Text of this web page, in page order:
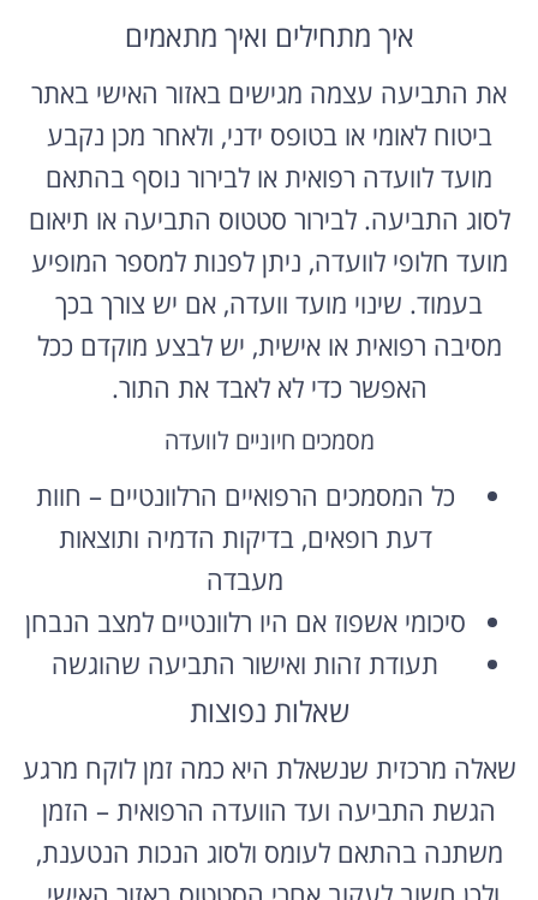
איך מתחילים ואיך מתאמים
את התביעה עצמה מגישים באזור האישי באתר
ביטוח לאומי או בטופס ידני, ולאחר מכן נקבע
מועד לוועדה רפואית או לבירור נוסף בהתאם
לסוג התביעה. לבירור סטטוס התביעה או תיאום
מועד חלופי לוועדה, ניתן לפנות למספר המופיע
בעמוד. שינוי מועד וועדה, אם יש צורך בכך
מסיבה רפואית או אישית, יש לבצע מוקדם ככל
האפשר כדי לא לאבד את התור.
מסמכים חיוניים לוועדה
כל המסמכים הרפואיים הרלוונטיים – חוות
דעת רופאים, בדיקות הדמיה ותוצאות
מעבדה
סיכומי אשפוז אם היו רלוונטיים למצב הנבחן
תעודת זהות ואישור התביעה שהוגשה
שאלות נפוצות
שאלה מרכזית שנשאלת היא כמה זמן לוקח מרגע
הגשת התביעה ועד הוועדה הרפואית – הזמן
משתנה בהתאם לעומס ולסוג הנכות הנטענת,